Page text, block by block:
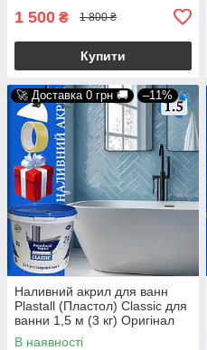
1 500 ₴ 1 800 ₴
Купити
🚀 Доставка 0 грн 🚚 –11%
Наливний акрил для ванн
Plastall (Пластол) Classic для
ванни 1,5 м (3 кг) Оригінал
Kings + Подарунок
В наявності